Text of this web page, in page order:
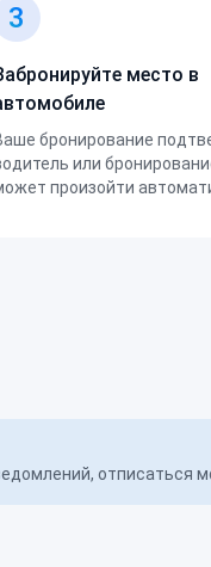
3
место в
бронирование
или
произойти
отписаться